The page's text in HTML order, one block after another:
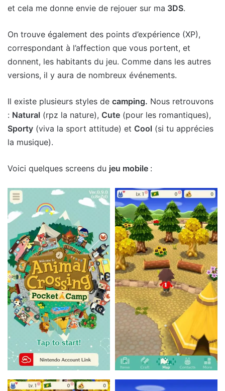
et cela me donne envie de rejouer sur ma 3DS.
On trouve également des points d’expérience (XP),
correspondant à l’affection que vous portent, et
donnent, les habitants du jeu. Comme dans les autres
versions, il y aura de nombreux événements.
Il existe plusieurs styles de camping. Nous retrouvons
: Natural (rpz la nature), Cute (pour les romantiques),
Sporty (viva la sport attitude) et Cool (si tu apprécies
la musique).
Voici quelques screens du jeu mobile :